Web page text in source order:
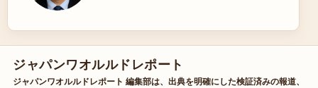
ジャパンワオルルドレポート
ジャパンワオルルドレポート 編集部は、出典を明確にした検証済みの報道、